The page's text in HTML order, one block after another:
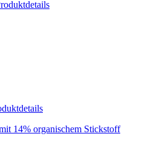
Dieses
Produktseite
gewählt
Dieses
weist